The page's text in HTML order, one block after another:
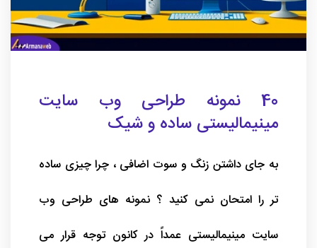
40 نمونه طراحی وب سایت
مینیمالیستی ساده و شیک
به جای داشتن زنگ و سوت اضافی ، چرا چیزی ساده
تر را امتحان نمی کنید ؟ نمونه های طراحی وب
سایت مینیمالیستی عمداً در کانون توجه قرار می